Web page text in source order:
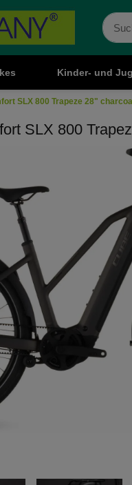
Kinder- und
SLX 800 Trapeze 28"
SLX 800